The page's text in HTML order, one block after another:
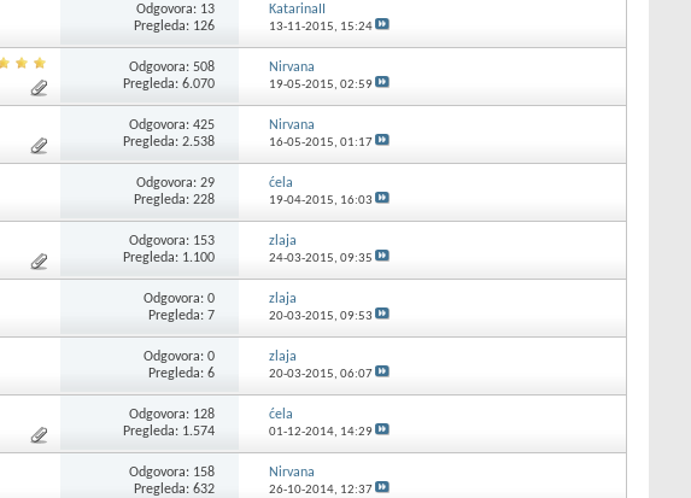
Odgovora: 13
Pregleda: 126
KatarinaII
13-11-2015, 15:24
Odgovora: 508
Pregleda: 6.070
Nirvana
19-05-2015, 02:59
Odgovora: 425
Pregleda: 2.538
Nirvana
16-05-2015, 01:17
Odgovora: 29
Pregleda: 228
ćela
19-04-2015, 16:03
Odgovora: 153
Pregleda: 1.100
zlaja
24-03-2015, 09:35
Odgovora: 0
Pregleda: 7
zlaja
20-03-2015, 09:53
Odgovora: 0
Pregleda: 6
zlaja
20-03-2015, 06:07
Odgovora: 128
Pregleda: 1.574
ćela
01-12-2014, 14:29
Odgovora: 158
Pregleda: 632
Nirvana
26-10-2014, 12:37